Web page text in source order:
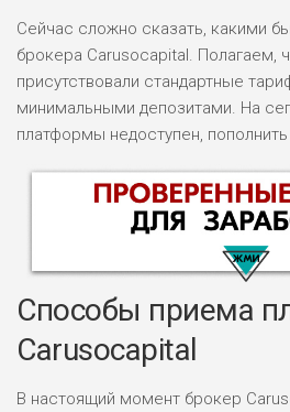
Сейчас сложно сказать, какими
брокера Carusocapital. Полагаем,
присутствовали стандартные
минимальными депозитами. На
платформы недоступен, пополнить
НАЗВАНИЕ
Способы приема
Carusocapital
В настоящий момент брокер